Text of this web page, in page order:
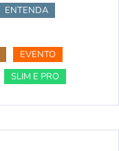
ENTENDA
EVENTO
SLIM E PRO